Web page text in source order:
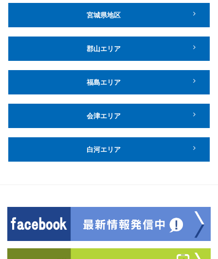
宮城県地区
郡山エリア
福島エリア
会津エリア
白河エリア